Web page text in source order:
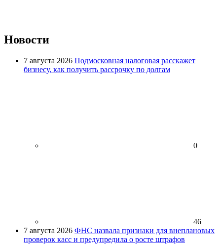
Новости
7 августа 2026 Подмосковная налоговая расскажет
бизнесу, как получить рассрочку по долгам
0
46
7 августа 2026 ФНС назвала признаки для внеплановых
проверок касс и предупредила о росте штрафов